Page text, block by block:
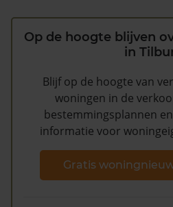
Op de hoogte blijven
in
Blijf op de hoogte van
woningen in de
bestemmingsplannen
informatie voor
Gratis